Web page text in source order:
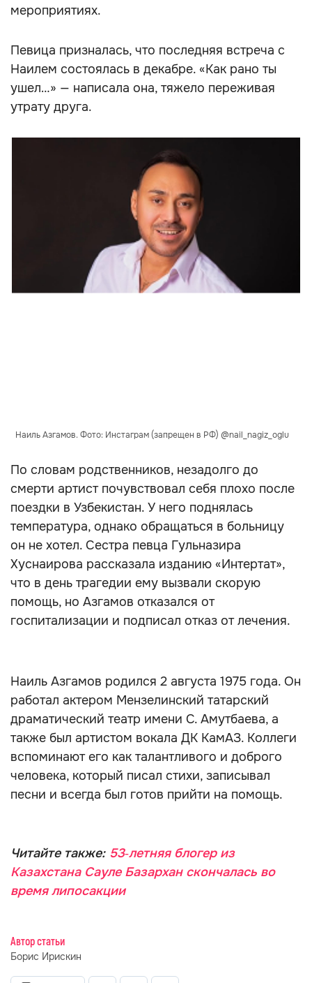
мероприятиях.
Певица призналась, что последняя встреча с
Наилем состоялась в декабре. «Как рано ты
ушел…» — написала она, тяжело переживая
утрату друга.
Наиль Азгамов. Фото: Инстаграм (запрещен в РФ) @nail_nagiz_oglu
По словам родственников, незадолго до
смерти артист почувствовал себя плохо после
поездки в Узбекистан. У него поднялась
температура, однако обращаться в больницу
он не хотел. Сестра певца Гульназира
Хуснаирова рассказала изданию «Интертат»,
что в день трагедии ему вызвали скорую
помощь, но Азгамов отказался от
госпитализации и подписал отказ от лечения.
Наиль Азгамов родился 2 августа 1975 года. Он
работал актером Мензелинский татарский
драматический театр имени С. Амутбаева, а
также был артистом вокала ДК КамАЗ. Коллеги
вспоминают его как талантливого и доброго
человека, который писал стихи, записывал
песни и всегда был готов прийти на помощь.
Читайте также: 53‑летняя блогер из
Казахстана Сауле Базархан скончалась во
время липосакции
Автор статьи
Борис Ирискин